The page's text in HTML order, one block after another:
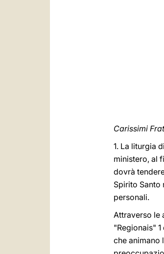
Carissimi
1. La liturgia
ministero, al
dovrà
Spirito Santo
personali.
Attraverso le
"Regionais"
che animano